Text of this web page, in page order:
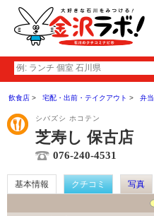
飲食店 宅配・出前・テイクアウト 弁当
シバズシ ホコテン
芝寿し 保古店
076-240-4531
基本情報 クチコミ
写真